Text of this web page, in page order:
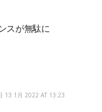
スが無駄に
13 1月 2022 AT 13:23